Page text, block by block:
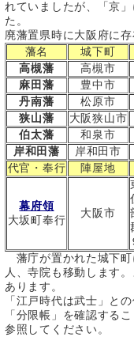
れていましたが、「京
た。
廃藩置県時に大阪府に
藩名
城下町
高槻藩
高槻市
麻田藩
豊中市
丹南藩
松原市
狭山藩
大阪狭山市
伯太藩
和泉市
岸和田藩
岸和田市
代官・奉行
陣屋地
幕府領
大坂町奉行
大阪市
藩庁が置かれた城下町
人、寺院も移動します
あります。
「江戸時代は武士」と
「分限帳」を確認する
参照してください。